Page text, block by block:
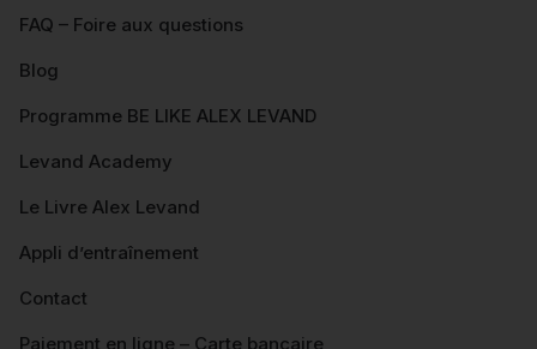
FAQ – Foire aux questions
Blog
Programme BE LIKE ALEX LEVAND
Levand Academy
Le Livre Alex Levand
Appli d’entraînement
Contact
Paiement en ligne – Carte bancaire